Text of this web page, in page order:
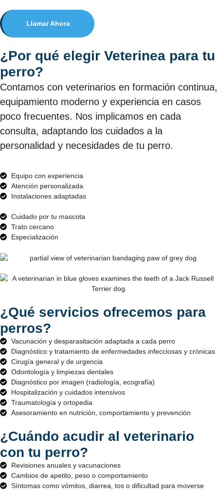
Llamar Ahora
¿Por qué elegir Veterinea para tu
perro?
Contamos con veterinarios en formación continua,
equipamiento moderno y experiencia en casos
poco frecuentes. Nos implicamos en cada
consulta, adaptando los cuidados a la
personalidad y necesidades de tu perro.
Equipo con experiencia
Atención personalizada
Instalaciones adaptadas
Cuidado por tu mascota
Trato cercano
Especialización
¿Qué servicios ofrecemos para
perros?
Vacunación y desparasitación adaptada a cada perro
Diagnóstico y tratamiento de enfermedades infecciosas y crónicas
Cirugía general y de urgencia
Odontología y limpiezas dentales
Diagnóstico por imagen (radiología, ecografía)
Hospitalización y cuidados intensivos
Traumatología y ortopedia
Asesoramiento en nutrición, comportamiento y prevención
¿Cuándo acudir al veterinario
con tu perro?
Revisiones anuales y vacunaciones
Cambios de apetito, peso o comportamiento
Síntomas como vómitos, diarrea, tos o dificultad para moverse